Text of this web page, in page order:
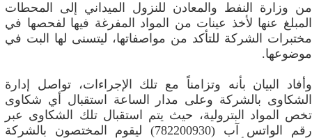
من وزارة النفط والمعادن للنزول الميداني إلى المحطات
المبلغ عنها لأخذ عينات من المواد المفرغة فيها لفحصها في
مختبرات الشركة للتأكد من مواصفاتها، ليتسنى لها البت في
موضوعها.
وأفاد البيان بأنه وتزامناً مع تلك الإجراءات، تواصل إدارة
الشكاوى بالشركة وعلى مدار الساعة استقبال أي شكاوى
تخص المواد البترولية، حيث يتم استقبال تلك الشكاوى عبر
رقم الواتس آب (782200930) ليقوم المختصون بالشركة